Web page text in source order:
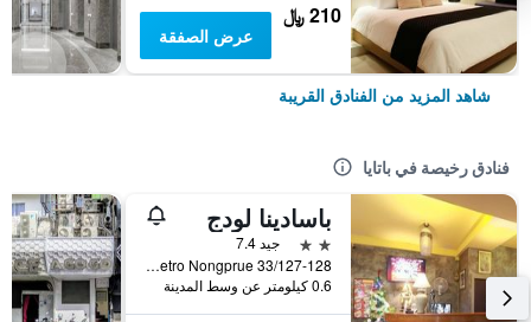
210 ﷼
عرض الصفقة
شاهد المزيد من الفنادق القريبة
فنادق رخيصة في باتايا
باسادينا لودج
2 نجمتين
جيد 7.4
33/127-128 Moo 10 Soi Lk Metro Nongprue, باتايا, تايلاند
0.6 كيلومتر عن وسط المدينة